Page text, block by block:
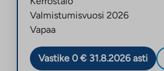
Valmistumisvuosi 2026
Vapaa
Vastike 0 € 31.8.2026 asti